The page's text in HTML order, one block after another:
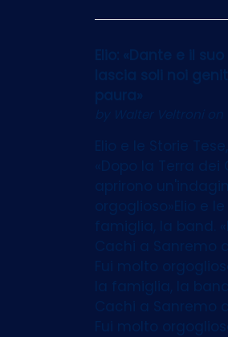
Elio: «Dante e il
lascia soli noi
paura»
by Walter Veltronion
Elio e le Storie
«Dopo la Terra
aprirono
orgoglioso»Elio e le
famiglia, la band.
Cachi a Sanremo
Fui molto
la famiglia, la
Cachi a Sanremo
Fui molto